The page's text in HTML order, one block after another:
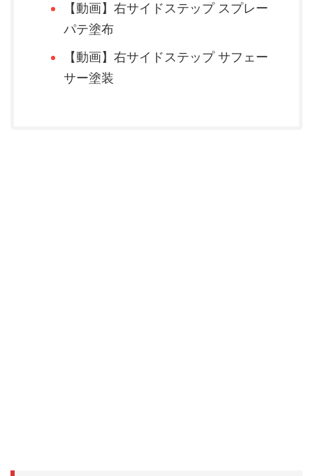
【動画】右サイドステップ スプレー
パテ塗布
【動画】右サイドステップ サフェー
サー塗装